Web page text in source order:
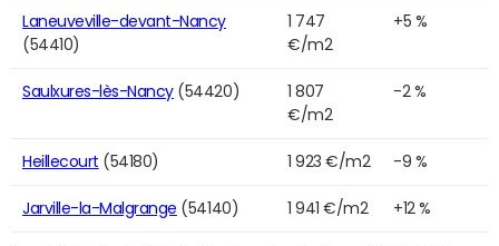
Laneuveville-devant-Nancy
(54410)
1 747
€/m2
+5 %
Saulxures-lès-Nancy(54420)
1 807
€/m2
-2 %
Heillecourt (54180) 1 923 €/m2 -9 %
Jarville-la-Malgrange (54140) 1 941 €/m2 +12 %